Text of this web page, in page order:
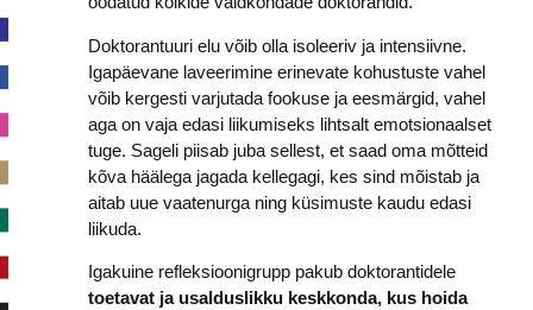
Doktorantuuri elu võib olla isoleeriv ja intensiivne.
Igapäevane laveerimine erinevate kohustuste vahel
võib kergesti varjutada fookuse ja eesmärgid, vahel
aga on vaja edasi liikumiseks lihtsalt emotsionaalset
tuge. Sageli piisab juba sellest, et saad oma mõtteid
kõva häälega jagada kellegagi, kes sind mõistab ja
aitab uue vaatenurga ning küsimuste kaudu edasi
liikuda.
Igakuine refleksioonigrupp pakub doktorantidele
toetavat ja usalduslikku keskkonda, kus hoida